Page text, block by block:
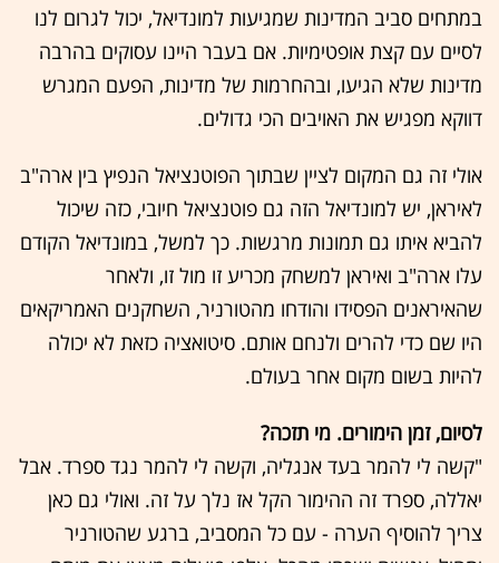
במתחים סביב המדינות שמגיעות למונדיאל, יכול לגרום לנו
לסיים עם קצת אופטימיות. אם בעבר היינו עסוקים בהרבה
מדינות שלא הגיעו, ובהחרמות של מדינות, הפעם המגרש
דווקא מפגיש את האויבים הכי גדולים.
אולי זה גם המקום לציין שבתוך הפוטנציאל הנפיץ בין ארה"ב
לאיראן, יש למונדיאל הזה גם פוטנציאל חיובי, כזה שיכול
להביא איתו גם תמונות מרגשות. כך למשל, במונדיאל הקודם
עלו ארה"ב ואיראן למשחק מכריע זו מול זו, ולאחר
שהאיראנים הפסידו והודחו מהטורניר, השחקנים האמריקאים
היו שם כדי להרים ולנחם אותם. סיטואציה כזאת לא יכולה
להיות בשום מקום אחר בעולם.
לסיום, זמן הימורים. מי תזכה?
"קשה לי להמר בעד אנגליה, וקשה לי להמר נגד ספרד. אבל
יאללה, ספרד זה ההימור הקל אז נלך על זה. ואולי גם כאן
צריך להוסיף הערה - עם כל המסביב, ברגע שהטורניר